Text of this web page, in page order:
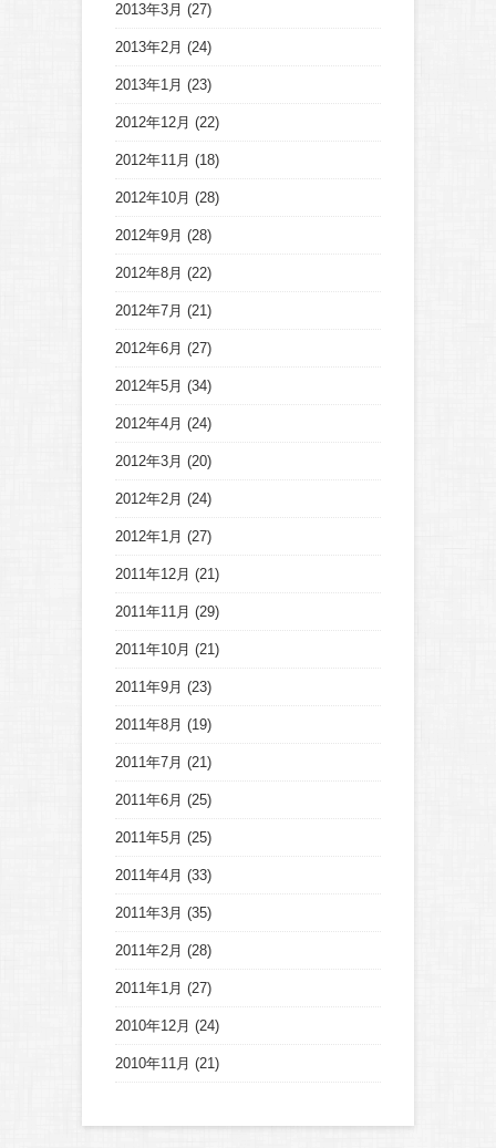
2013年3月 (27)
2013年2月 (24)
2013年1月 (23)
2012年12月 (22)
2012年11月 (18)
2012年10月 (28)
2012年9月 (28)
2012年8月 (22)
2012年7月 (21)
2012年6月 (27)
2012年5月 (34)
2012年4月 (24)
2012年3月 (20)
2012年2月 (24)
2012年1月 (27)
2011年12月 (21)
2011年11月 (29)
2011年10月 (21)
2011年9月 (23)
2011年8月 (19)
2011年7月 (21)
2011年6月 (25)
2011年5月 (25)
2011年4月 (33)
2011年3月 (35)
2011年2月 (28)
2011年1月 (27)
2010年12月 (24)
2010年11月 (21)